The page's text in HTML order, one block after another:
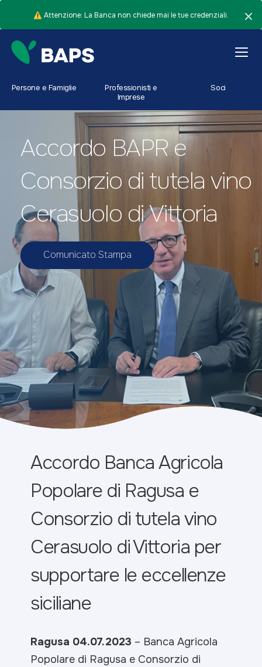
⚠️ Attenzione: La Banca non chiede mai le tue credenziali.
Persone e Famiglie
Professionisti e
Imprese
Soci
Accordo BAPR e
Consorzio di tutela vino
Cerasuolo di Vittoria
Comunicato Stampa
Accordo Banca Agricola
Popolare di Ragusa e
Consorzio di tutela vino
Cerasuolo di Vittoria per
supportare le eccellenze
siciliane
Ragusa 04.07.2023 – Banca Agricola
Popolare di Ragusa e Consorzio di